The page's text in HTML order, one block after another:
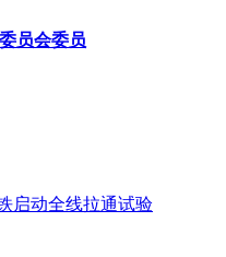
员会委员
启动全线拉通试验